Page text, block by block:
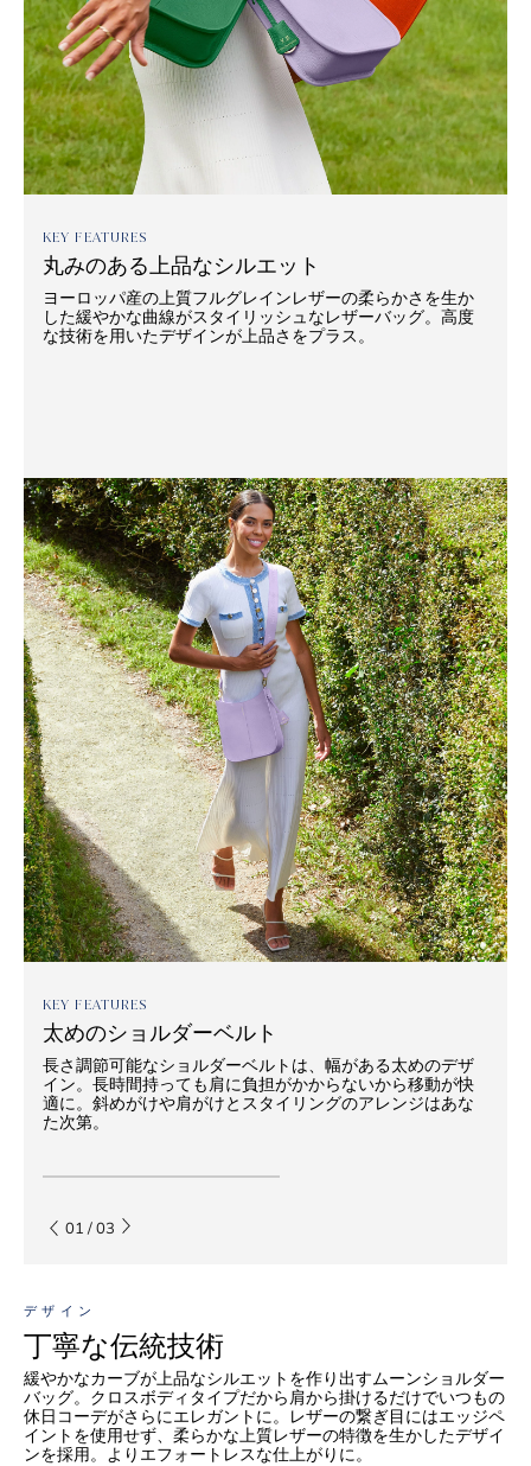
KEY FEATURES
丸みのある上品なシルエット
ヨーロッパ産の上質フルグレインレザーの柔らかさを生か
した緩やかな曲線がスタイリッシュなレザーバッグ。高度
な技術を用いたデザインが上品さをプラス。
KEY FEATURES
太めのショルダーベルト
長さ調節可能なショルダーベルトは、幅がある太めのデザ
イン。長時間持っても肩に負担がかからないから移動が快
適に。斜めがけや肩がけとスタイリングのアレンジはあな
た次第。
01 /03
デザイン
丁寧な伝統技術
緩やかなカーブが上品なシルエットを作り出すムーンショルダー
バッグ。クロスボディタイプだから肩から掛けるだけでいつもの
休日コーデがさらにエレガントに。レザーの繋ぎ目にはエッジペ
イントを使用せず、柔らかな上質レザーの特徴を生かしたデザイ
ンを採用。よりエフォートレスな仕上がりに。